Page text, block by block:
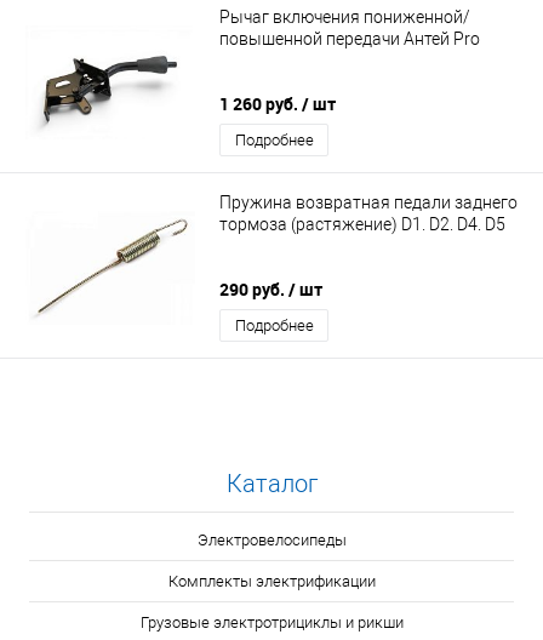
Рычаг включения пониженной/
повышенной передачи Антей Pro
1 260 руб. / шт
Подробнее
Пружина возвратная педали заднего
тормоза (растяжение) D1. D2. D4. D5
290 руб. / шт
Подробнее
Каталог
Электровелосипеды
Комплекты электрификации
Грузовые электротрициклы и рикши